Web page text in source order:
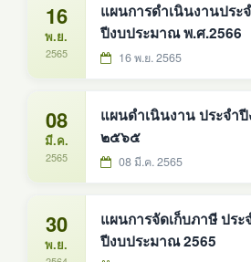
16
พ.ย.
2565
แผนการดำเนินงานประ
ปีงบประมาณ พ.ศ.2566
16 พ.ย. 2565
08
มี.ค.
2565
แผนดำเนินงาน ประจำ
๒๕๖๕
08 มี.ค. 2565
30
พ.ย.
แผนการจัดเก็บภาษี ประ
ปีงบประมาณ 2565